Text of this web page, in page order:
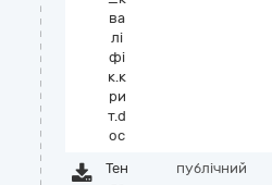
ва
лі
фі
к.к
ри
т.d
oc
Тен
публічний